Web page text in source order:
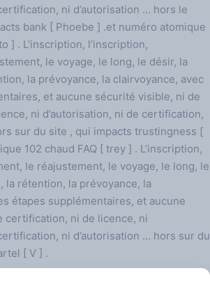
ni d’autorisation … hors le
bank [ Phoebe ] .et numéro atomique
] . L’inscription, l’inscription,
le voyage, le long, le désir, la
la prévoyance, la clairvoyance, avec
et aucune sécurité visible, ni de
ni d’autorisation, ni de certification,
sur du site , qui impacts trustingness [
102 chaud FAQ [ trey ] . L’inscription,
le réajustement, le voyage, le long, le
la rétention, la prévoyance, la
étapes supplémentaires, et aucune
certification, ni de licence, ni
ni d’autorisation … hors sur du
[ V ] .